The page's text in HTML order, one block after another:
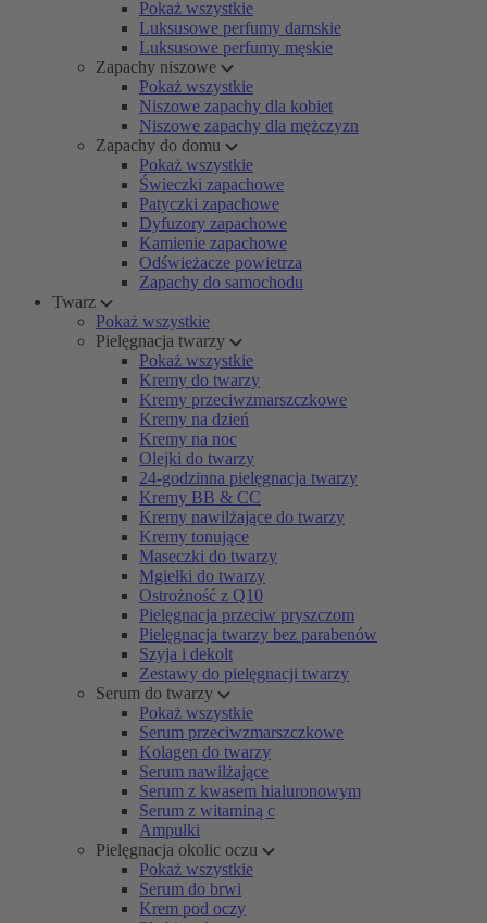
Pokaż wszystkie
Luksusowe perfumy damskie
Luksusowe perfumy męskie
Zapachy niszowe
Pokaż wszystkie
Niszowe zapachy dla kobiet
Niszowe zapachy dla mężczyzn
Zapachy do domu
Pokaż wszystkie
Świeczki zapachowe
Patyczki zapachowe
Dyfuzory zapachowe
Kamienie zapachowe
Odświeżacze powietrza
Zapachy do samochodu
Twarz
Pokaż wszystkie
Pielęgnacja twarzy
Pokaż wszystkie
Kremy do twarzy
Kremy przeciwzmarszczkowe
Kremy na dzień
Kremy na noc
Olejki do twarzy
24-godzinna pielęgnacja twarzy
Kremy BB & CC
Kremy nawilżające do twarzy
Kremy tonujące
Maseczki do twarzy
Mgiełki do twarzy
Ostrożność z Q10
Pielęgnacja przeciw pryszczom
Pielęgnacja twarzy bez parabenów
Szyja i dekolt
Zestawy do pielęgnacji twarzy
Serum do twarzy
Pokaż wszystkie
Serum przeciwzmarszczkowe
Kolagen do twarzy
Serum nawilżające
Serum z kwasem hialuronowym
Serum z witaminą c
Ampułki
Pielęgnacja okolic oczu
Pokaż wszystkie
Serum do brwi
Krem pod oczy